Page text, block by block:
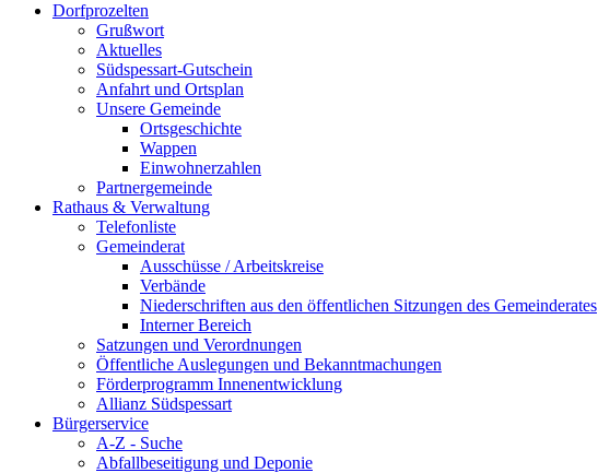
Dorfprozelten
Grußwort
Aktuelles
Südspessart-Gutschein
Anfahrt und Ortsplan
Unsere Gemeinde
Ortsgeschichte
Wappen
Einwohnerzahlen
Partnergemeinde
Rathaus & Verwaltung
Telefonliste
Gemeinderat
Ausschüsse / Arbeitskreise
Verbände
Niederschriften aus den öffentlichen Sitzungen des Gemeinderates
Interner Bereich
Satzungen und Verordnungen
Öffentliche Auslegungen und Bekanntmachungen
Förderprogramm Innenentwicklung
Allianz Südspessart
Bürgerservice
A-Z - Suche
Abfallbeseitigung und Deponie